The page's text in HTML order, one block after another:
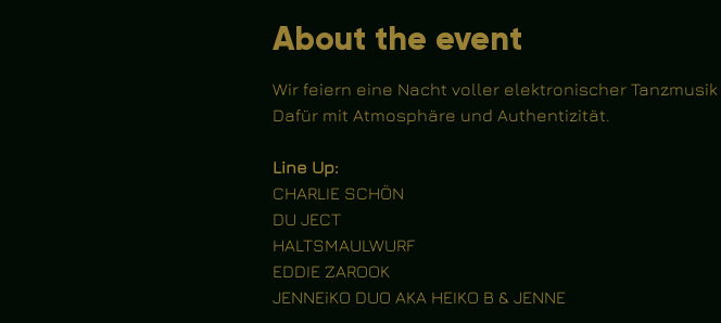
About the event
Wir feiern eine Nacht voller elektronischer
Dafür mit Atmosphäre und Authentizität.
Line Up:
CHARLIE SCHÖN
DU JECT
HALTSMAULWURF
EDDIE ZAROOK
JENNEiKO DUO AKA HEIKO B & JENNE